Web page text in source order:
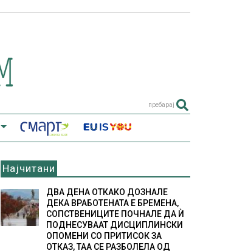
пребарај
Најчитани
ДВА ДЕНА ОТКАКО ДОЗНАЛЕ
ДЕКА ВРАБОТЕНАТА Е БРЕМЕНА,
СОПСТВЕНИЦИТЕ ПОЧНАЛЕ ДА Ѝ
ПОДНЕСУВААТ ДИСЦИПЛИНСКИ
ОПОМЕНИ СО ПРИТИСОК ЗА
ОТКАЗ, ТАА СЕ РАЗБОЛЕЛА ОД